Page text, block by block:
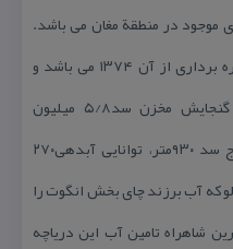
موجود در منطقة مغان می باشد.
سال شروع احداث آن ۱۳۶۹ و سال بهره برداری از آن ۱۳۷۴ می باشد و
برخی ازمشخصات آن چنین است: گنجایش مخزن سد۵/۸ میلیون
مترمكعب، ارتفاع سد ۲۵متر، طول تاج سد ۹۳۰متر، توانایی آبدهی۲۷۰
كه آب برزند چای بخش انگوت را
شاهراه تامین آب این دریاچه